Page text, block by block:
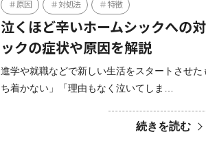
原因 対処法 特徴
泣くほど辛いホームシックへの
ックの症状や原因を解説
進学や就職などで新しい生活をスタートさせ
ち着かない」「理由もなく泣いてしま…
続きを読む